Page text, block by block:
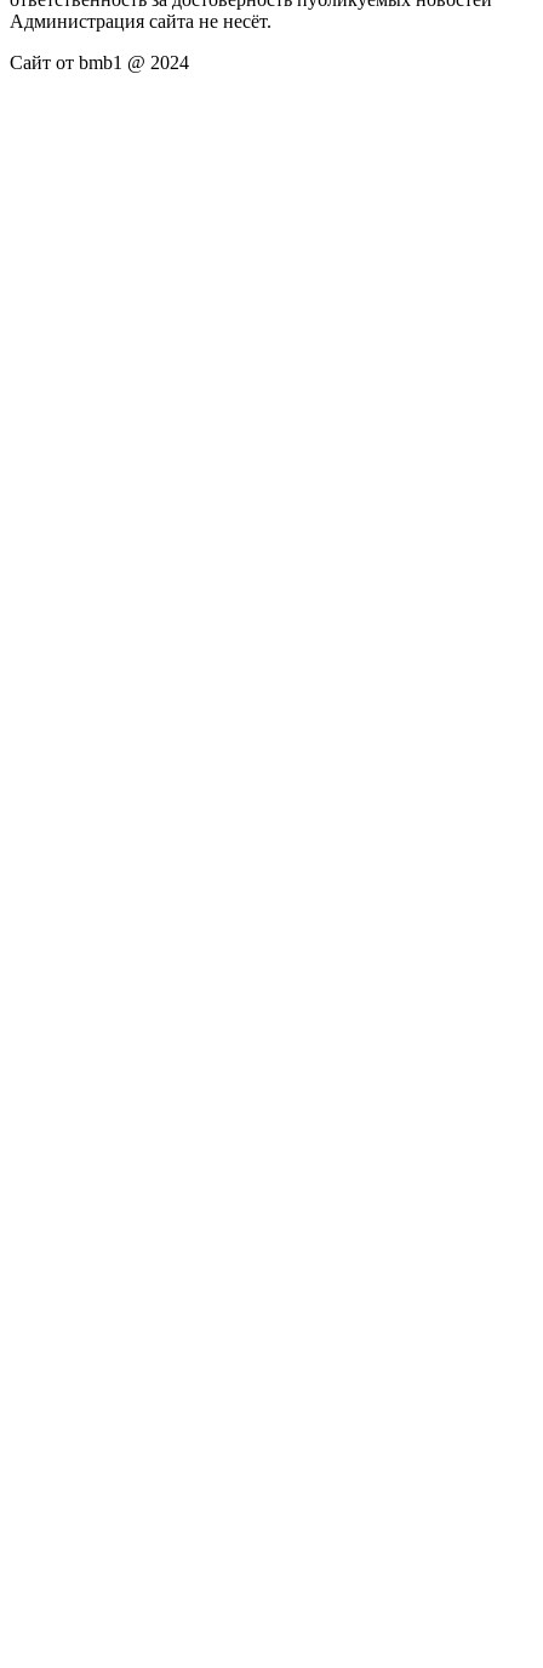
Администрация сайта не несёт.
Сайт от bmb1 @ 2024